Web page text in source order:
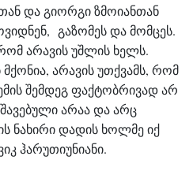
და გიორგი ზმოიანთან
გაზომეს და მომცეს.
არავის უშლის ხელს.
არავის უთქვამს, რომ
შემდეგ ფაქტობრივად არ
არაა და არც
ნახირი დადის ხოლმე იქ
ჰარუთიუნიანი.